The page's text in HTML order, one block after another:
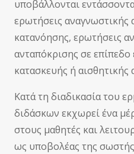
υποβάλλονται
ερωτήσεις αναγνωστικής
κατανόησης, ερωτήσεις
ανταπόκρισης σε επίπεδο
κατασκευής ή αισθητικής
Κατά τη διαδικασία του
διδάσκων εκχωρεί ένα
στους μαθητές και
ως υποβολέας της